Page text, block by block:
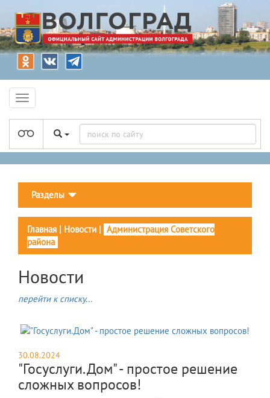
Разделы
Главная | Новости | Администрация Советского
района
Новости
перейти к списку...
30.08.2024
"Госуслуги.Дом" - простое решение
сложных вопросов!